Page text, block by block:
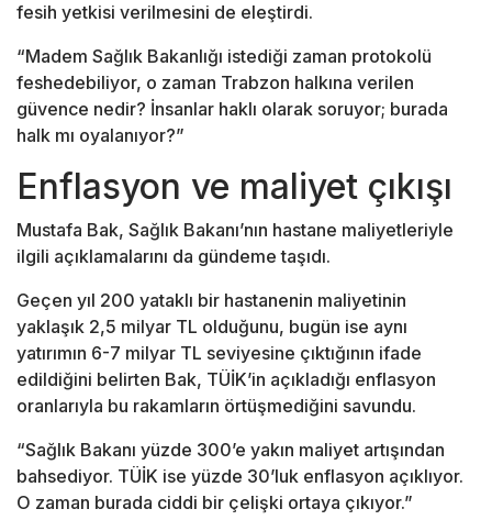
fesih yetkisi verilmesini de eleştirdi.
“Madem Sağlık Bakanlığı istediği zaman protokolü
feshedebiliyor, o zaman Trabzon halkına verilen
güvence nedir? İnsanlar haklı olarak soruyor; burada
halk mı oyalanıyor?”
Enflasyon ve maliyet çıkışı
Mustafa Bak, Sağlık Bakanı’nın hastane maliyetleriyle
ilgili açıklamalarını da gündeme taşıdı.
Geçen yıl 200 yataklı bir hastanenin maliyetinin
yaklaşık 2,5 milyar TL olduğunu, bugün ise aynı
yatırımın 6-7 milyar TL seviyesine çıktığının ifade
edildiğini belirten Bak, TÜİK’in açıkladığı enflasyon
oranlarıyla bu rakamların örtüşmediğini savundu.
“Sağlık Bakanı yüzde 300’e yakın maliyet artışından
bahsediyor. TÜİK ise yüzde 30’luk enflasyon açıklıyor.
O zaman burada ciddi bir çelişki ortaya çıkıyor.”